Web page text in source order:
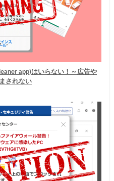
app)はいらない！～広告や
されない